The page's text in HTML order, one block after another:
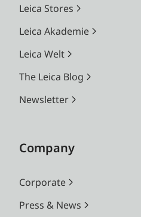
Leica Stores
Leica Akademie
Leica Welt
The Leica Blog
Newsletter
Company
Corporate
Press & News